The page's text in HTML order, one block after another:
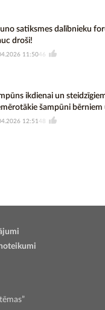
satiksmes dalībnieku
droši!
11:5046
ikdienai un
šampūni bērniem
12:5148